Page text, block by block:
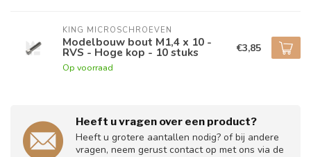
KING MICROSCHROEVEN
Modelbouw bout M1,4 x 10 -
RVS - Hoge kop - 10 stuks
Op voorraad
€3,85
Heeft u vragen over een product?
Heeft u grotere aantallen nodig? of bij andere
vragen, neem gerust contact op met ons via de